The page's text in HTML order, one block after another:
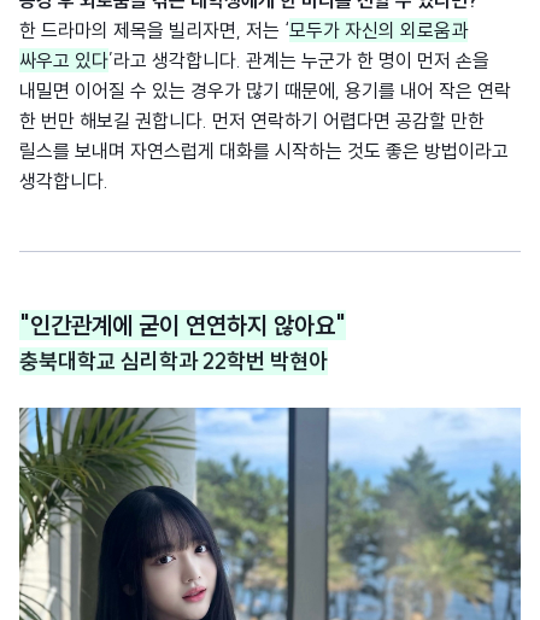
한 드라마의 제목을 빌리자면, 저는 ‘모두가 자신의 외로움과
싸우고 있다’라고 생각합니다. 관계는 누군가 한 명이 먼저 손을
내밀면 이어질 수 있는 경우가 많기 때문에, 용기를 내어 작은 연락
한 번만 해보길 권합니다. 먼저 연락하기 어렵다면 공감할 만한
릴스를 보내며 자연스럽게 대화를 시작하는 것도 좋은 방법이라고
생각합니다.
"인간관계에 굳이 연연하지 않아요"
충북대학교 심리학과 22학번 박현아